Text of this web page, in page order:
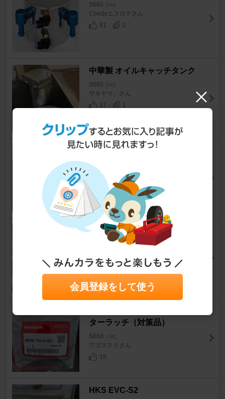
S660 [JW]
Coedoエスロクさん
81
2
中華製 オイルキャッチタンク
S660 [JW]
ザキヤマ。さん
17
1
TRISTAR'S Dタイプ ガングリ
ップ ステアリング
S660
ニッサンさんさん
11
Castrol EDGE 5W-30
23
ターラッチ（対策品）
S660 [JW]
アゴマスクさん
19
HKS EVC-S2
会員登録をして使う